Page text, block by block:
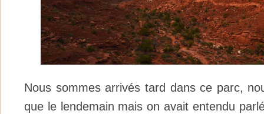
Nous sommes arrivés tard dans ce parc,
que le lendemain mais on avait entendu